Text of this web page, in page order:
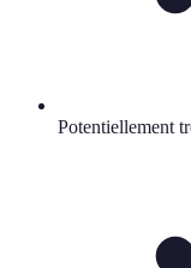
Potentiellement